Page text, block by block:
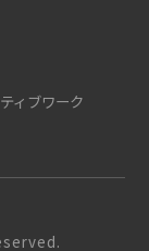
ィブワーク